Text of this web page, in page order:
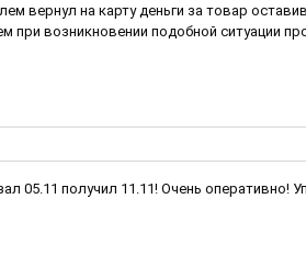
вернул на карту деньги за товар
при возникновении подобной ситуации
05.11 получил 11.11! Очень оперативно!